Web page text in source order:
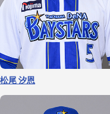
大貫 晋一
松尾 汐恩